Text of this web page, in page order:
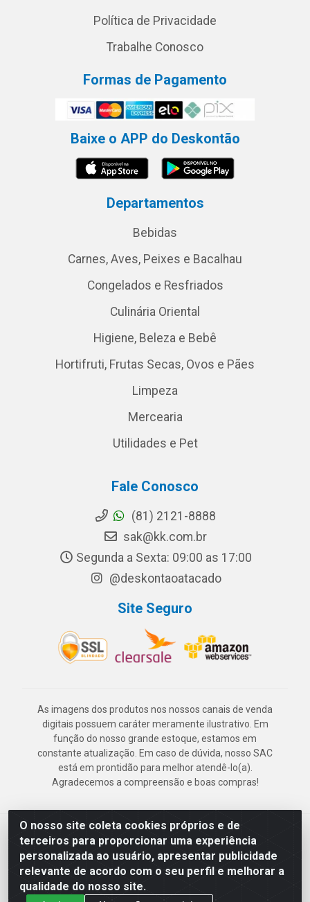
O nosso site coleta cookies próprios e de
terceiros para proporcionar uma experiência
personalizada ao usuário, apresentar publicidade
relevante de acordo com o seu perfil e melhorar a
qualidade do nosso site.
Política de Privacidade
Trabalhe Conosco
Formas de Pagamento
Baixe o APP do Deskontão
Departamentos
Bebidas
Carnes, Aves, Peixes e Bacalhau
Congelados e Resfriados
Culinária Oriental
Higiene, Beleza e Bebê
Hortifruti, Frutas Secas, Ovos e Pães
Limpeza
Mercearia
Utilidades e Pet
Fale Conosco
(81) 2121-8888
sak@kk.com.br
Segunda a Sexta: 09:00 as 17:00
@deskontaoatacado
Site Seguro
As imagens dos produtos nos nossos canais de venda
digitais possuem caráter meramente ilustrativo. Em
função do nosso grande estoque, estamos em
constante atualização. Em caso de dúvida, nosso SAC
está em prontidão para melhor atendê-lo(a).
Agradecemos a compreensão e boas compras!
Deskontão Atacado - Av. Marechal Mascarenhas de Morais, 2471 -
Imbiribeira - Recife/PE - CEP 51.150-001 - CNPJ 24.150.377/0003-
57